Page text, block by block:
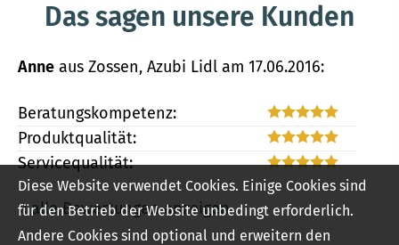
Das sagen unsere Kunden
Anne aus Zossen, Azubi Lidl am 17.06.2016:
Beratungskompetenz:
Produktqualität:
Servicequalität:
« alle Bewertungen anzeigen
Diese Website verwendet Cookies. Einige Cookies sind
für den Betrieb der Website unbedingt erforderlich.
Andere Cookies sind optional und erweitern den